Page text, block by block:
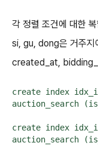
각 정렬 조건에 대한
si, gu, dong은 거주지
created_at,
create index
auction_search
create index
auction_search